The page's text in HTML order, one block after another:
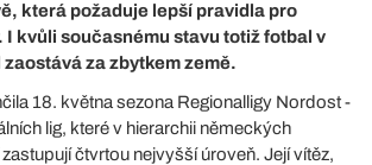
která požaduje lepší pravidla pro
I kvůli současnému stavu totiž fotbal v
zaostává za zbytkem země.
18. května sezona Regionalligy Nordost -
lig, které v hierarchii německých
čtvrtou nejvyšší úroveň. Její vítěz,